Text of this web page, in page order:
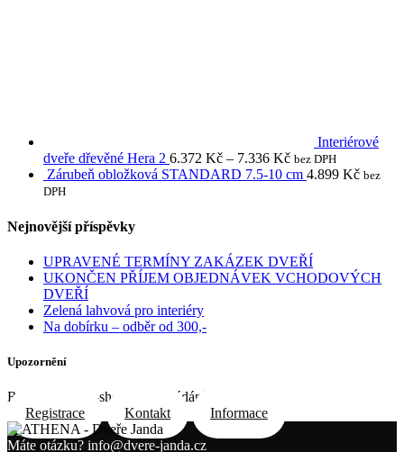
Interiérové
dveře dřevěné Hera 2 6.372 Kč – 7.336 Kč bez DPH
Zárubeň obložková STANDARD 7.5-10 cm 4.899 Kč bez
DPH
Nejnovější příspěvky
UPRAVENÉ TERMÍNY ZAKÁZEK DVEŘÍ
UKONČEN PŘÍJEM OBJEDNÁVEK VCHODOVÝCH
DVEŘÍ
Zelená lahvová pro interiéry
Na dobírku – odběr od 300,-
Upozornění
Registrace do e-shopu na požádání e-mailem
Registrace
Kontakt Informace
Máte otázku? info@dvere-janda.cz